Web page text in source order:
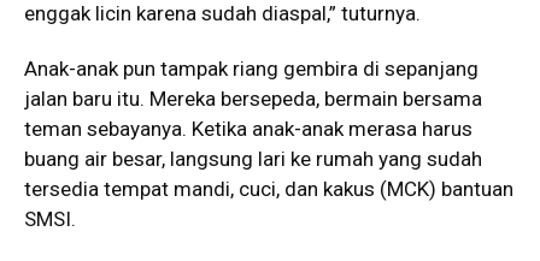
enggak licin karena sudah diaspal,” tuturnya.
Anak-anak pun tampak riang gembira di sepanjang
jalan baru itu. Mereka bersepeda, bermain bersama
teman sebayanya. Ketika anak-anak merasa harus
buang air besar, langsung lari ke rumah yang sudah
tersedia tempat mandi, cuci, dan kakus (MCK) bantuan
SMSI.